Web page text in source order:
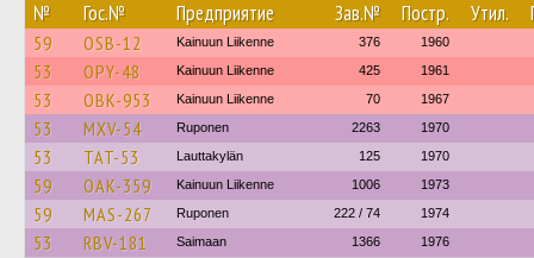
№ Гос.№ Предприятие Зав.№ Постр. Утил.
59 OSB-12 Kainuun Liikenne 376 1960
53 OPY-48 Kainuun Liikenne 425 1961
53 OBK-953 Kainuun Liikenne 70 1967
53 MXV-54 Ruponen 2263 1970
53 TAT-53 Lauttakylän 125 1970
59 OAK-359 Kainuun Liikenne 1006 1973
59 MAS-267 Ruponen 222 / 74 1974
53 RBV-181 Saimaan 1366 1976